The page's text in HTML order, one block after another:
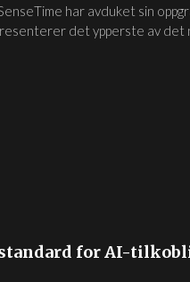
har avduket sin
det ypperste av det
for AI-